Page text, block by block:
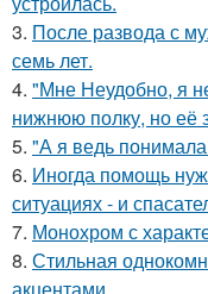
3. После развода с
семь лет.
4. "Мне Неудобно, я
нижнюю полку, но её
5. "А я ведь
6. Иногда помощь
ситуациях - и
7. Монохром с
8. Стильная